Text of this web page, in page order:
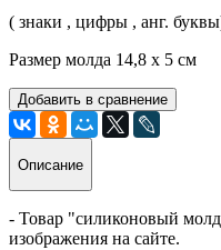
( знаки , цифры , анг.
Размер молда 14,8 х 5 см
Добавить в сравнение
Описание
- Товар "силиконовый
изображения на сайте.